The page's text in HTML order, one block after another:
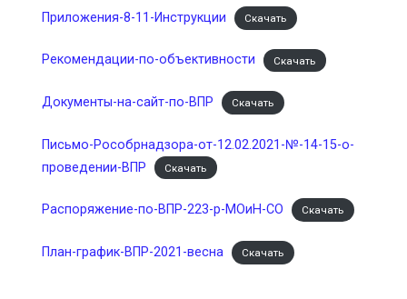
Приложения-8-11-Инструкции Скачать
Рекомендации-по-объективности Скачать
Документы-на-сайт-по-ВПР Скачать
Письмо-Рособрнадзора-от-12.02.2021-№-14-15-о-
проведении-ВПР
Скачать
Распоряжение-по-ВПР-223-р-МОиН-СО Скачать
План-график-ВПР-2021-весна Скачать